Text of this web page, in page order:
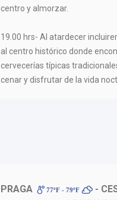
centro y almorzar.
19.00 hrs- Al atardecer
al centro histórico donde
cervecerías típicas
cenar y disfrutar de la vida
PRAGA 77ºF - 79ºF -